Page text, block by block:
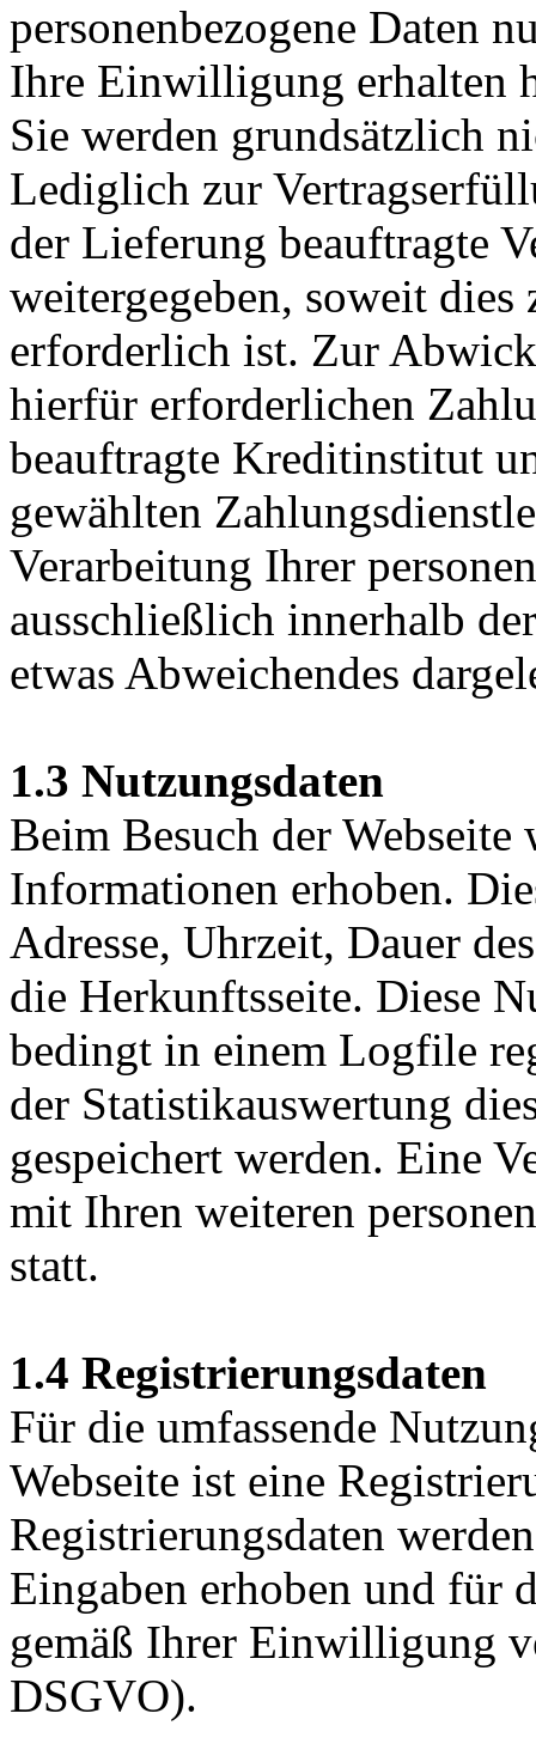
personenbezogene Daten
Ihre Einwilligung erhalten
Sie werden grundsätzlich
Lediglich zur
der Lieferung beauftragte
weitergegeben, soweit
erforderlich ist. Zur
hierfür erforderlichen
beauftragte Kreditinstitut
gewählten
Verarbeitung Ihrer
ausschließlich innerhalb
etwas Abweichendes
1.3 Nutzungsdaten
Beim Besuch der
Informationen erhoben.
Adresse, Uhrzeit, Dauer
die Herkunftsseite. Diese
bedingt in einem Logfile
der Statistikauswertung
gespeichert werden. Eine
mit Ihren weiteren
statt.
1.4 Registrierungsdaten
Für die umfassende
Webseite ist eine
Registrierungsdaten
Eingaben erhoben und für
gemäß Ihrer Einwilligung
DSGVO).